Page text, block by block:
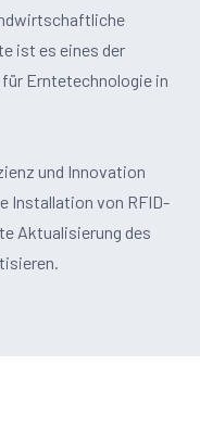
ist es eines der
Erntetechnologie in
und Innovation
Installation von RFID-
Aktualisierung des